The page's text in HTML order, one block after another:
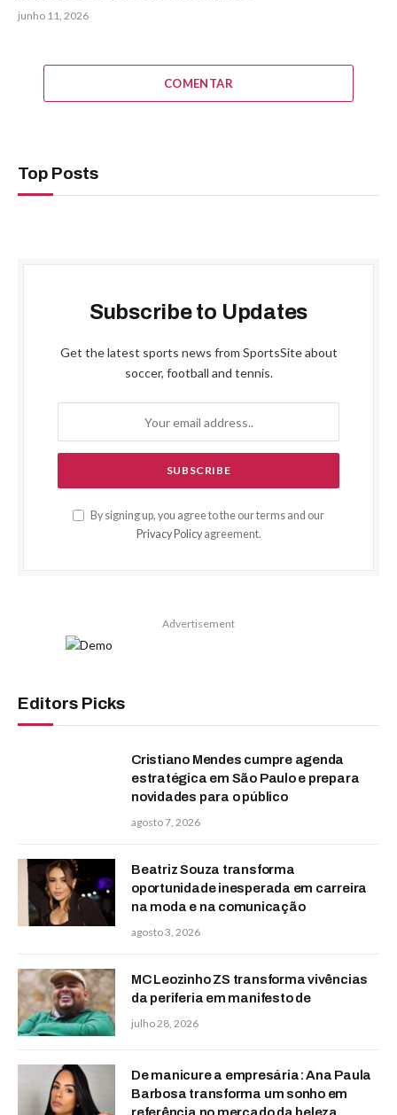
junho 11, 2026
COMENTAR
Top Posts
Subscribe to Updates
Get the latest sports news from SportsSite about
soccer, football and tennis.
By signing up, you agree to the our terms and our
Privacy Policyagreement.
Advertisement
Editors Picks
Cristiano Mendes cumpre agenda
estratégica em São Paulo e prepara
novidades para o público
agosto 7, 2026
Beatriz Souza transforma
oportunidade inesperada em carreira
na moda e na comunicação
agosto 3, 2026
MC Leozinho ZS transforma vivências
da periferia em manifesto de
julho 28, 2026
De manicure a empresária: Ana Paula
Barbosa transforma um sonho em